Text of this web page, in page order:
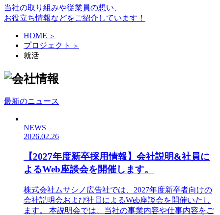
当社の取り組みや従業員の想い、
お役立ち情報などをご紹介しています！
HOME ＞
プロジェクト ＞
就活
最新のニュース
NEWS
2026.02.26
【2027年度新卒採用情報】会社説明&社員に
よるWeb座談会を開催します。
株式会社ムサシノ広告社では、2027年度新卒者向けの
会社説明会および社員によるWeb座談会を開催いたし
ます。 本説明会では、当社の事業内容や仕事内容をご